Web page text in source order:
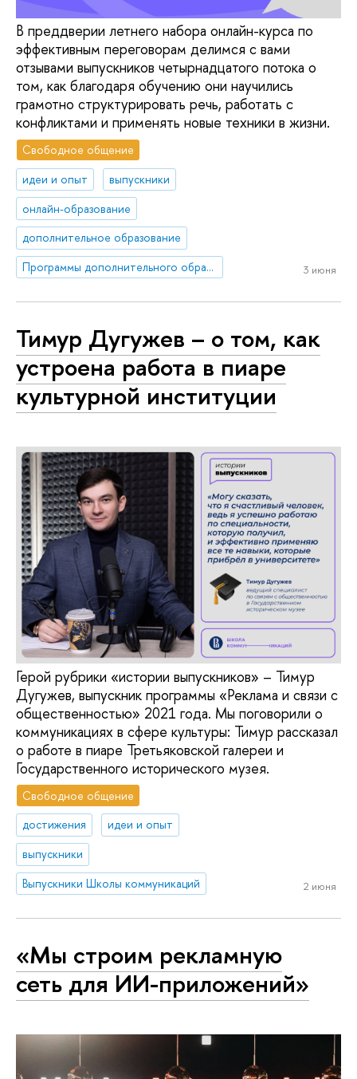
В преддверии летнего набора онлайн-курса по
эффективным переговорам делимся с вами
отзывами выпускников четырнадцатого потока о
том, как благодаря обучению они научились
грамотно структурировать речь, работать с
конфликтами и применять новые техники в жизни.
Свободное общение
идеи и опыт
выпускники
онлайн-образование
дополнительное образование
Программы дополнительного образования Школы коммуникаций
3 июня
Тимур Дугужев – о том, как
устроена работа в пиаре
культурной институции
Герой рубрики «истории выпускников» – Тимур
Дугужев, выпускник программы «Реклама и связи с
общественностью» 2021 года. Мы поговорили о
коммуникациях в сфере культуры: Тимур рассказал
о работе в пиаре Третьяковской галереи и
Государственного исторического музея.
Свободное общение
достижения
идеи и опыт
выпускники
Выпускники Школы коммуникаций
2 июня
«Мы строим рекламную
сеть для ИИ-приложений»